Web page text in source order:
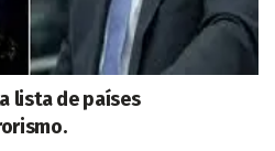
lista de países